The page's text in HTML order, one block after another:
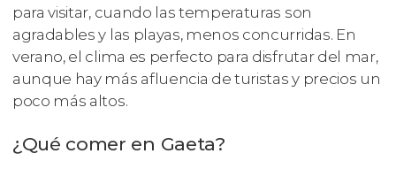
para visitar, cuando las temperaturas son
agradables y las playas, menos concurridas. En
verano, el clima es perfecto para disfrutar del mar,
aunque hay más afluencia de turistas y precios un
poco más altos.
¿Qué comer en Gaeta?